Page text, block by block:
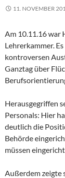
11. NOVEMBER
Am 10.11.16 war
Lehrerkammer.
kontroversen
Ganztag über
Herausgegriffen
Personals: Hier
deutlich die
Behörde
müssen
Außerdem zeigte